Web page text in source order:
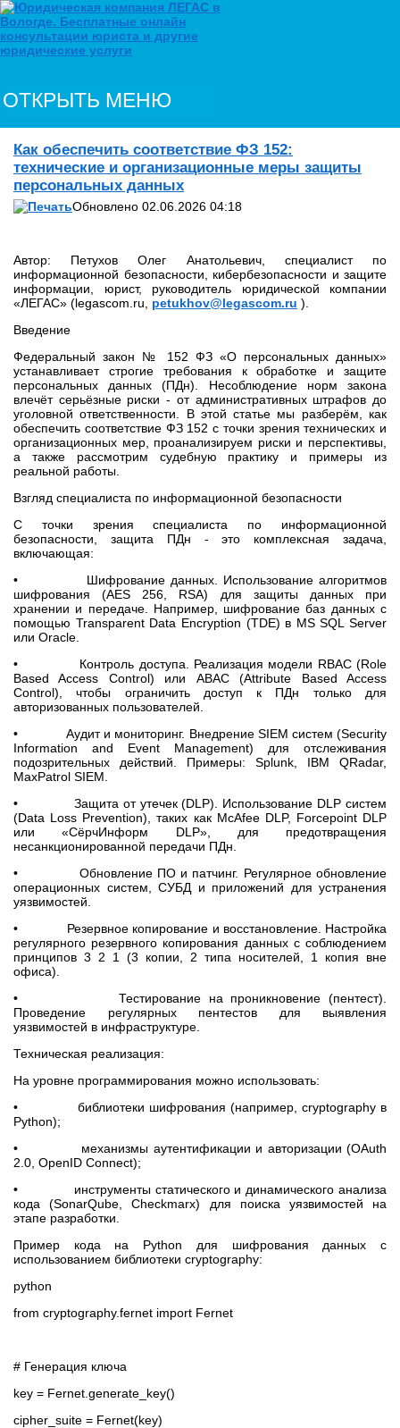
ОТКРЫТЬ МЕНЮ
Как обеспечить соответствие ФЗ 152:
технические и организационные меры защиты
персональных данных
Обновлено 02.06.2026 04:18
Автор: Петухов Олег Анатольевич, специалист по
информационной безопасности, кибербезопасности и защите
информации, юрист, руководитель юридической компании
«ЛЕГАС» (legascom.ru, petukhov@legascom.ru ).
Введение
Федеральный закон № 152 ФЗ «О персональных данных»
устанавливает строгие требования к обработке и защите
персональных данных (ПДн). Несоблюдение норм закона
влечёт серьёзные риски - от административных штрафов до
уголовной ответственности. В этой статье мы разберём, как
обеспечить соответствие ФЗ 152 с точки зрения технических и
организационных мер, проанализируем риски и перспективы,
а также рассмотрим судебную практику и примеры из
реальной работы.
Взгляд специалиста по информационной безопасности
С точки зрения специалиста по информационной
безопасности, защита ПДн - это комплексная задача,
включающая:
• Шифрование данных. Использование алгоритмов
шифрования (AES 256, RSA) для защиты данных при
хранении и передаче. Например, шифрование баз данных с
помощью Transparent Data Encryption (TDE) в MS SQL Server
или Oracle.
• Контроль доступа. Реализация модели RBAC (Role
Based Access Control) или ABAC (Attribute Based Access
Control), чтобы ограничить доступ к ПДн только для
авторизованных пользователей.
• Аудит и мониторинг. Внедрение SIEM систем (Security
Information and Event Management) для отслеживания
подозрительных действий. Примеры: Splunk, IBM QRadar,
MaxPatrol SIEM.
• Защита от утечек (DLP). Использование DLP систем
(Data Loss Prevention), таких как McAfee DLP, Forcepoint DLP
или «СёрчИнформ DLP», для предотвращения
несанкционированной передачи ПДн.
• Обновление ПО и патчинг. Регулярное обновление
операционных систем, СУБД и приложений для устранения
уязвимостей.
• Резервное копирование и восстановление. Настройка
регулярного резервного копирования данных с соблюдением
принципов 3 2 1 (3 копии, 2 типа носителей, 1 копия вне
офиса).
• Тестирование на проникновение (пентест).
Проведение регулярных пентестов для выявления
уязвимостей в инфраструктуре.
Техническая реализация:
На уровне программирования можно использовать:
• библиотеки шифрования (например, cryptography в
Python);
• механизмы аутентификации и авторизации (OAuth
2.0, OpenID Connect);
• инструменты статического и динамического анализа
кода (SonarQube, Checkmarx) для поиска уязвимостей на
этапе разработки.
Пример кода на Python для шифрования данных с
использованием библиотеки cryptography:
python
from cryptography.fernet import Fernet
# Генерация ключа
key = Fernet.generate_key()
cipher_suite = Fernet(key)